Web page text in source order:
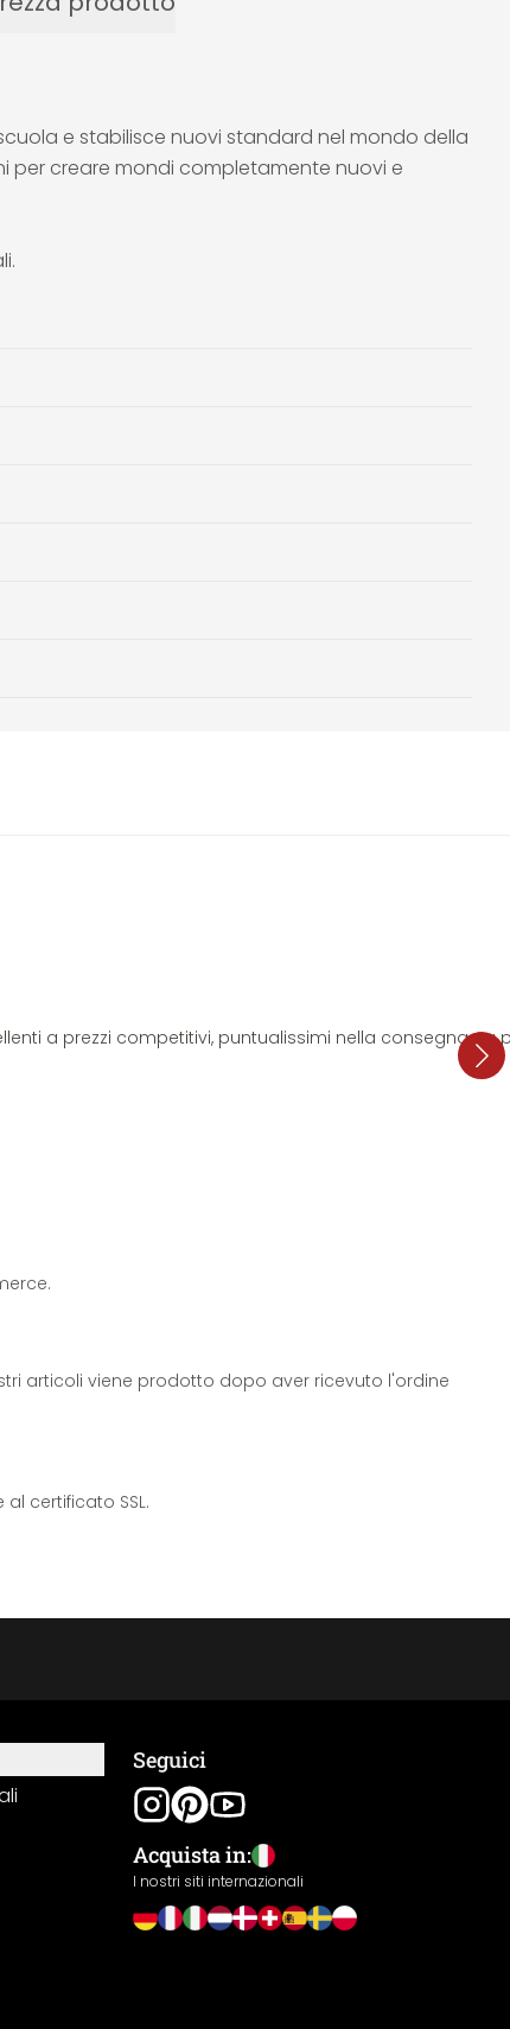
e stabilisce nuovi standard nel mondo della
per creare mondi completamente nuovi e
a prezzi competitivi, puntualissimi nella consegna. La
articoli viene prodotto dopo aver ricevuto l'ordine
certificato SSL.
Seguici
Acquista in:
I nostri siti internazionali